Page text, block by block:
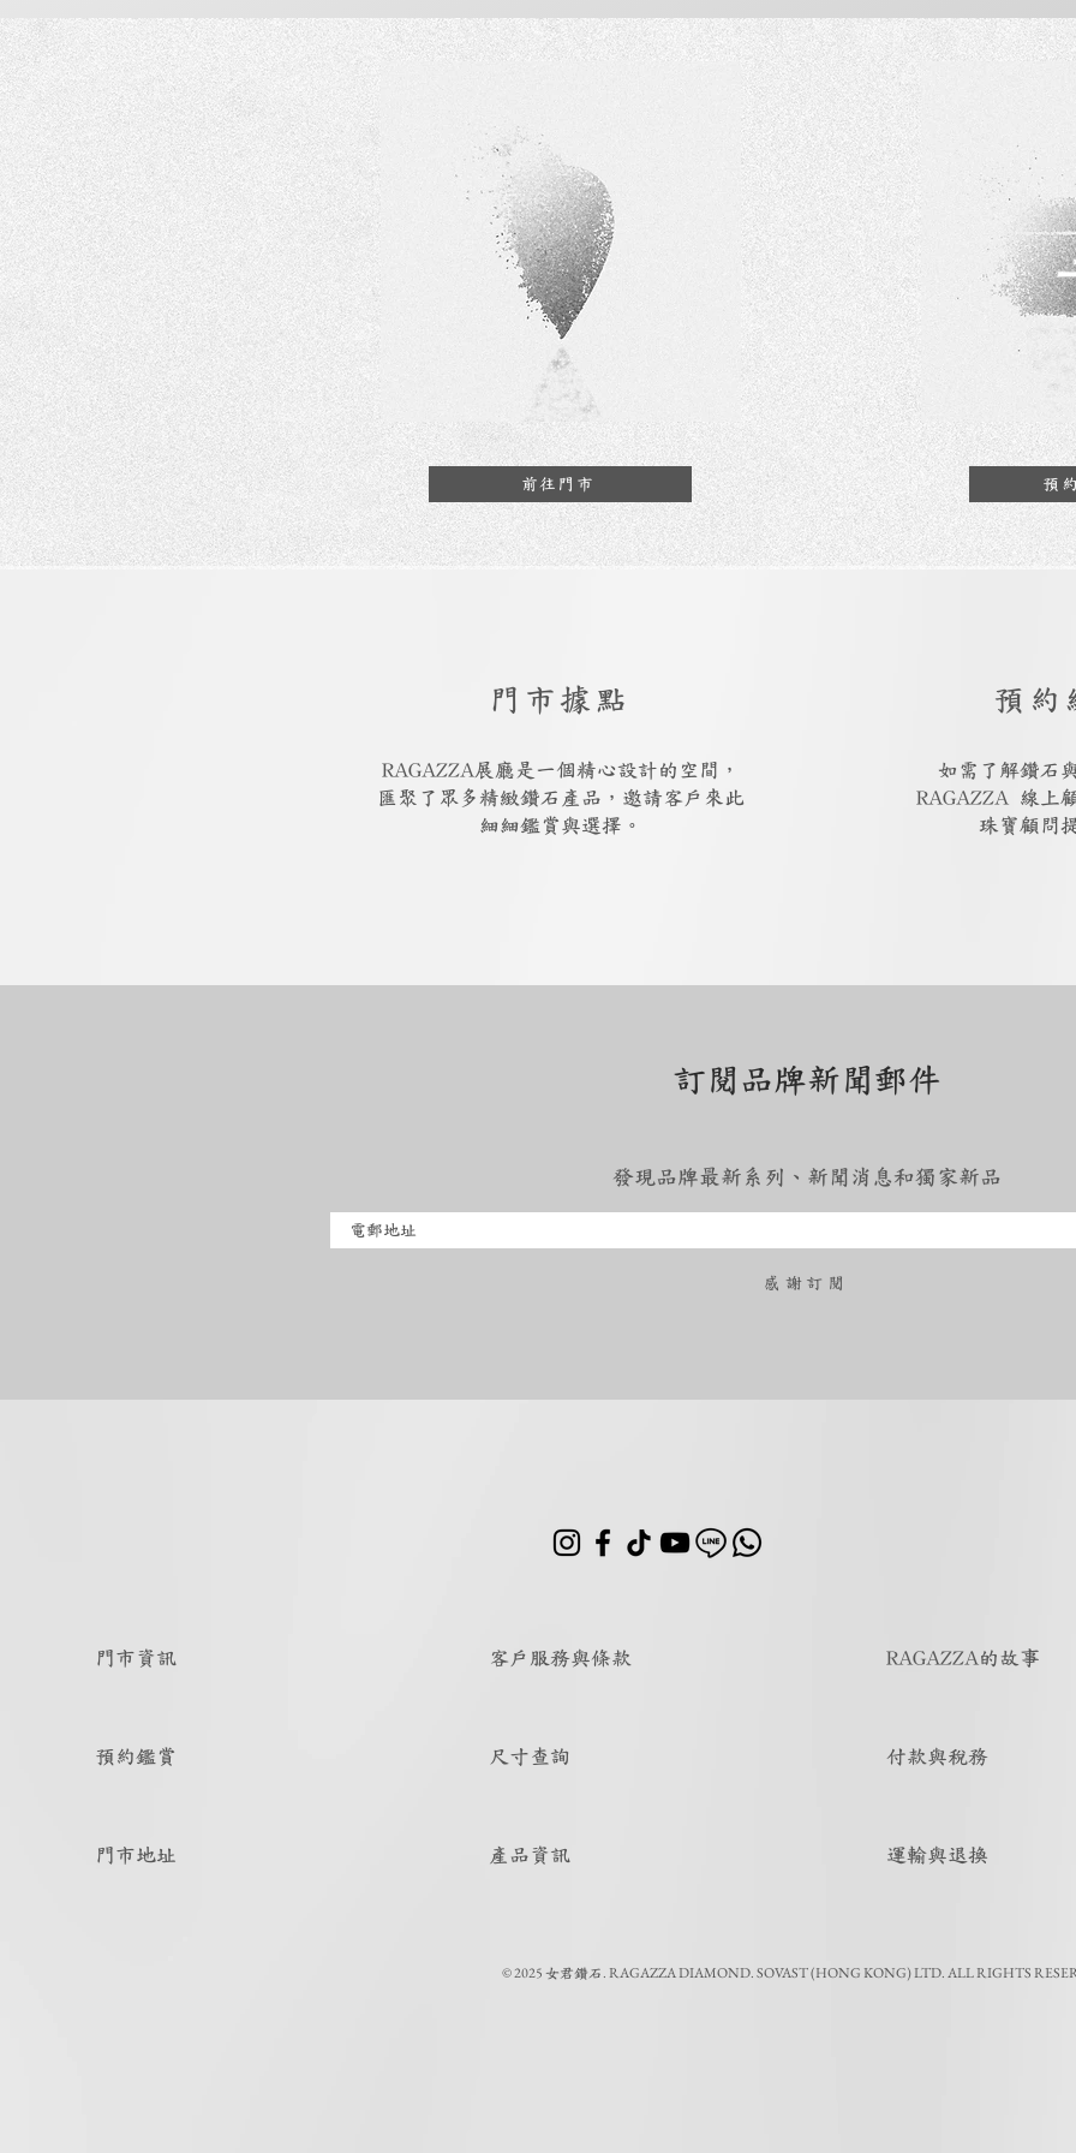
前往門市 預
門市據點
RAGAZZA展廳是一個精心設計的空間，
匯聚了眾多精緻鑽石產品，邀請客戶來此
細細鑑賞與選擇。
預約
如需了解鑽石
RAGAZZA 線上
珠寶顧問
訂閱品牌新聞郵件
發現品牌最新系列、新聞消息和獨家新品
​感謝訂閱
門市資訊
預約鑑賞
門市地址
客戶服務與條款
尺寸查詢
產品資訊
RAGAZZA的故事
付款與稅務
運輸與退換
© 2025 女君鑽石.RAGAZZA DIAMOND. SOVAST (HONG KONG) LTD. ALL RIGHTS